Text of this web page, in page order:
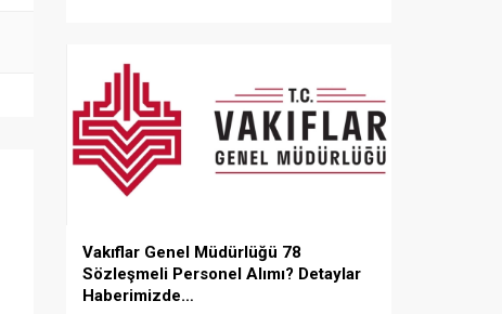
Vakıflar Genel Müdürlüğü 78
Sözleşmeli Personel Alımı? Detaylar
Haberimizde…